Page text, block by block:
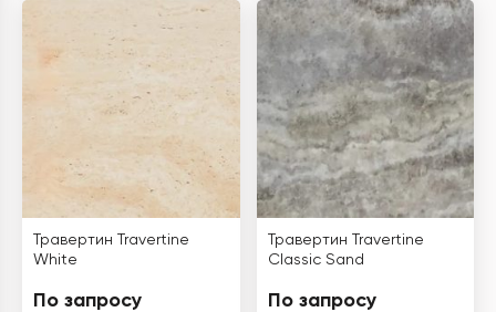
Травертин Travertine
White
По запросу
Травертин Travertine
Classic Sand
По запросу